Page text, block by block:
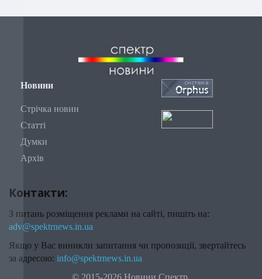
Новини
Стрічка новин
Статті
Думки
Архів
Контакти:
З питань розміщення реклами на сайті, пишіть на:
adv@spektrnews.in.ua
Якщо у Вас виникли запитання чи пропозиції, звертайтесь
за адресою: info@spektrnews.in.ua